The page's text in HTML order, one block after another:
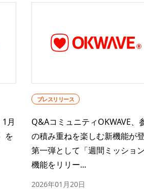
月
を
プレスリリース
Q&AコミュニティOKWAVE、
の積み重ねを楽しむ新機能が
第一弾として「週間ミッション
機能をリリー...
2026年01月20日